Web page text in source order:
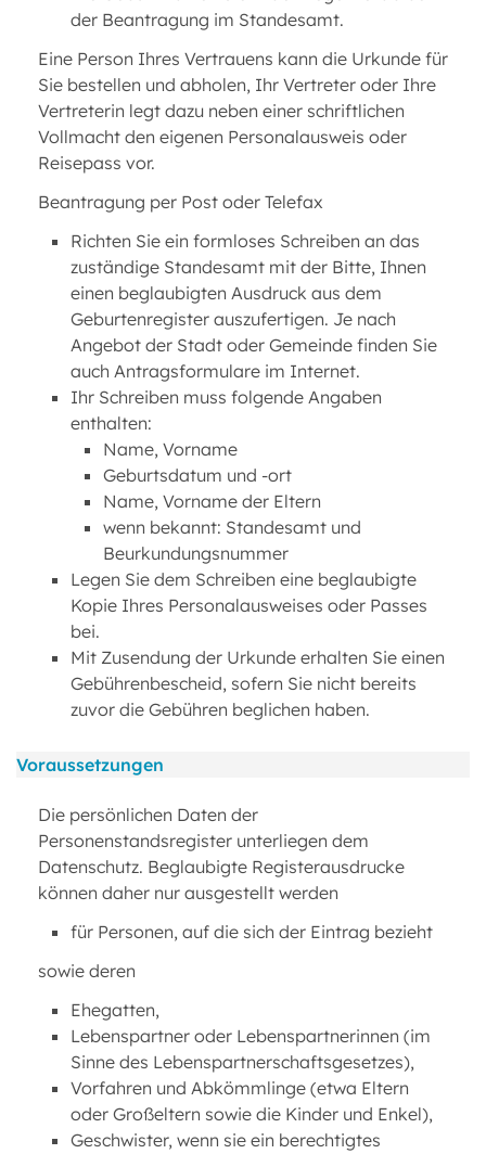
der Beantragung im Standesamt.
Eine Person Ihres Vertrauens kann die Urkunde für
Sie bestellen und abholen, Ihr Vertreter oder Ihre
Vertreterin legt dazu neben einer schriftlichen
Vollmacht den eigenen Personalausweis oder
Reisepass vor.
Beantragung per Post oder Telefax
Richten Sie ein formloses Schreiben an das
zuständige Standesamt mit der Bitte, Ihnen
einen beglaubigten Ausdruck aus dem
Geburtenregister auszufertigen. Je nach
Angebot der Stadt oder Gemeinde finden Sie
auch Antragsformulare im Internet.
Ihr Schreiben muss folgende Angaben
enthalten:
Name, Vorname
Geburtsdatum und -ort
Name, Vorname der Eltern
wenn bekannt: Standesamt und
Beurkundungsnummer
Legen Sie dem Schreiben eine beglaubigte
Kopie Ihres Personalausweises oder Passes
bei.
Mit Zusendung der Urkunde erhalten Sie einen
Gebührenbescheid, sofern Sie nicht bereits
zuvor die Gebühren beglichen haben.
Voraussetzungen
Die persönlichen Daten der
Personenstandsregister unterliegen dem
Datenschutz. Beglaubigte Registerausdrucke
können daher nur ausgestellt werden
für Personen, auf die sich der Eintrag bezieht
sowie deren
Ehegatten,
Lebenspartner oder Lebenspartnerinnen (im
Sinne des Lebenspartnerschaftsgesetzes),
Vorfahren und Abkömmlinge (etwa Eltern
oder Großeltern sowie die Kinder und Enkel),
Geschwister, wenn sie ein berechtigtes